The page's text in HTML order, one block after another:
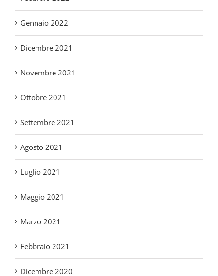
Novembre 2021
Ottobre 2021
Settembre 2021
Agosto 2021
Luglio 2021
Maggio 2021
Marzo 2021
Febbraio 2021
Dicembre 2020
Luglio 2020
Giugno 2020